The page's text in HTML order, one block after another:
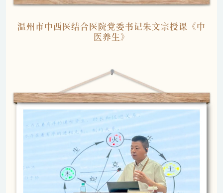
温州市中西医结合医院党委书记朱文宗授课《中
医养生》